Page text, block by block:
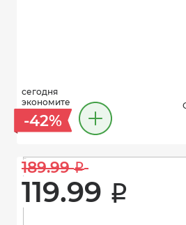
сегодня
экономите
-42%
189.99 i
119.99 i